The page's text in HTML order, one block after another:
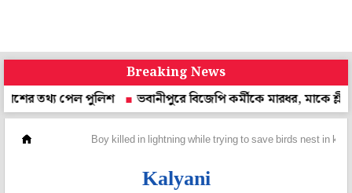
Breaking News
পেল পুলিশ
ভবানীপুরে বিজেপি কর্মীকে মারধর, মাকে
Boy killed in lightning while trying to save birds nest in
Kalyani